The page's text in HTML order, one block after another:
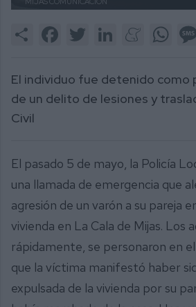
Share FacebookTwitter LinkedInMeneame
El individuo fue detenido como
de un delito de lesiones y
Civil
El pasado 5 de mayo, la Policía
una llamada de emergencia que
agresión de un varón a su pareja
vivienda en La Cala de Mijas. Los
rápidamente, se personaron en
que la víctima manifestó haber
expulsada de la vivienda por su